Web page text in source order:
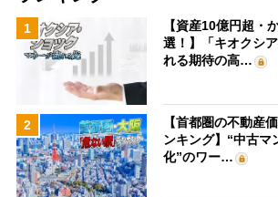
1
【資産10億円超・
選！】「キオクシ
れる期待の高…
2
【首都圏の不動産
ンキング】“中古マ
化”のワー…